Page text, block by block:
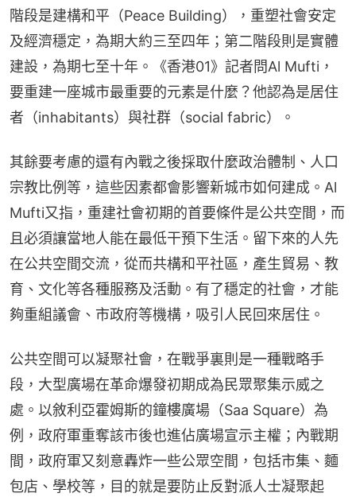
階段是建構和平（Peace Building），重塑社會安定
及經濟穩定，為期大約三至四年；第二階段則是實體
建設，為期七至十年。《香港01》記者問Al Mufti，
要重建一座城市最重要的元素是什麼？他認為是居住
者（inhabitants）與社群（social fabric）。
其餘要考慮的還有內戰之後採取什麼政治體制、人口
宗教比例等，這些因素都會影響新城市如何建成。Al
Mufti又指，重建社會初期的首要條件是公共空間，而
且必須讓當地人能在最低干預下生活。留下來的人先
在公共空間交流，從而共構和平社區，產生貿易、教
育、文化等各種服務及活動。有了穩定的社會，才能
夠重組議會、市政府等機構，吸引人民回來居住。
公共空間可以凝聚社會，在戰爭裏則是一種戰略手
段，大型廣場在革命爆發初期成為民眾聚集示威之
處。以敘利亞霍姆斯的鐘樓廣場（Saa Square）為
例，政府軍重奪該市後也進佔廣場宣示主權；內戰期
間，政府軍又刻意轟炸一些公眾空間，包括市集、麵
包店、學校等，目的就是要防止反對派人士凝聚起